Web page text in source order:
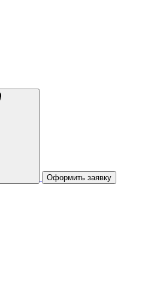
Оформить заявку